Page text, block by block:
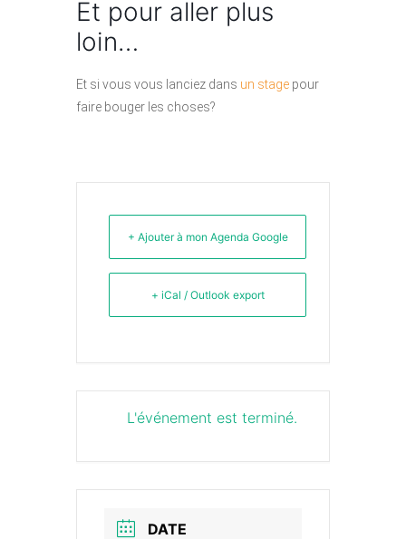
Et pour aller plus
loin…
Et si vous vous lanciez dans un stage pour
faire bouger les choses?
+ Ajouter à mon Agenda Google
+ iCal / Outlook export
L'événement est terminé.
DATE